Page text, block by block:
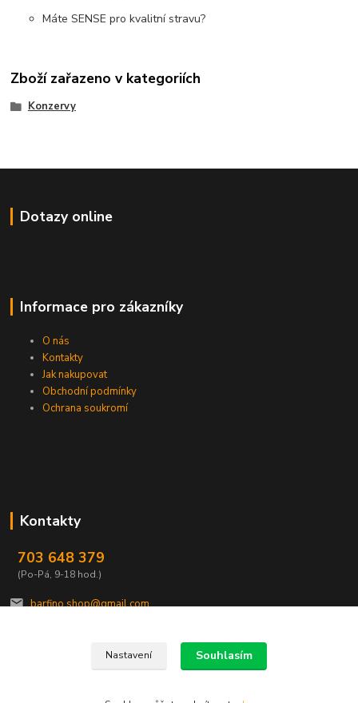
Máte SENSE pro kvalitní stravu?
Zboží zařazeno v kategoriích
Konzervy
Dotazy online
Informace pro zákazníky
O nás
Kontakty
Jak nakupovat
Obchodní podmínky
Ochrana soukromí
Kontakty
703 648 379
(Po-Pá, 9-18 hod.)
barfino.shop@gmail.com
Nastavení Souhlasím